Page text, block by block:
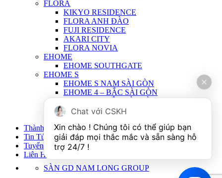
FLORA
KIKYO RESIDENCE
FLORA ANH ĐÀO
FUJI RESIDENCE
AKARI CITY
FLORA NOVIA
EHOME
EHOME SOUTHGATE
EHOME S
EHOME S NAM SÀI GÒN
EHOME 4 – BẮC SÀI GÒN
EHOME 2 – ĐÔNG SÀI GÒN
Thành Viên
Tin Tức
Tuyển Dụng
Liên Hệ
SÀN GD NAM LONG GROUP
Chat với CSKH
Xin chào ! Chúng tôi có thể giúp bạn
giải đáp mọi thắc mắc và sẵn sàng hỗ
trợ 24/7 !